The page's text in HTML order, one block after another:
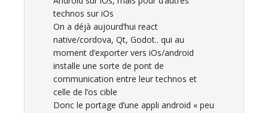
technos sur iOs
On a déjà aujourd’hui react
native/cordova, Qt, Godot.. qui au
moment d’exporter vers iOs/android
installe une sorte de pont de
communication entre leur technos et
celle de l’os cible
Donc le portage d’une appli android « peu